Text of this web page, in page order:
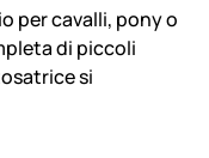
per cavalli, pony o
di piccoli
si